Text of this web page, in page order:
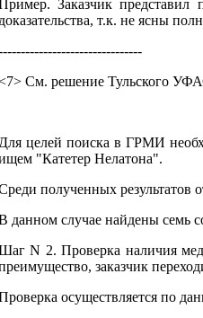
Заказчик представил
доказательства, т.к. не ясны
См. решение Тульского
Для целей поиска в ГРМИ
"Катетер Нелатона".
полученных результатов
данном случае найдены семь
N 2. Проверка наличия
заказчик
осуществляется по